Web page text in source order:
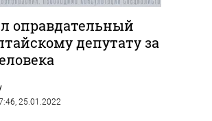
оправдательный
депутату за
25.01.2022